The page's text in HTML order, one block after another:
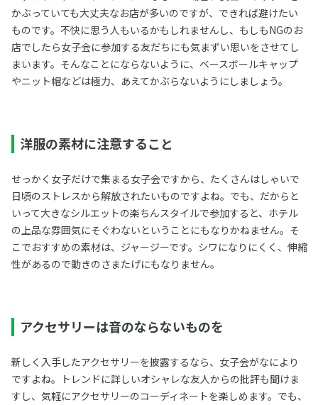
かぶっていても大丈夫なお店が多いのですが、できれば避けたい
ものです。不快に思う人もいるかもしれませんし、もしもNGのお
店でしたら女子会に参加する友だちにも気まずい思いをさせてし
まいます。そんなことにならないように、ベースボールキャップ
やニット帽などは極力、あえてかぶらないようにしましょう。
洋服の素材に注意すること
せっかく女子だけで集まる女子会ですから、たくさんはしゃいで
日頃のストレスから解放されたいものですよね。でも、だからと
いって大きなシルエットの楽ちんスタイルで参加すると、ホテル
の上品な雰囲気にそぐわないということにもなりかねません。そ
こでおすすめの素材は、ジャージーです。シワになりにくく、伸縮
性があるので動きのさまたげにもなりません。
アクセサリーは音のならないものを
新しく入手したアクセサリーを披露するなら、女子会がなにより
ですよね。トレンドに詳しいオシャレな友人からの批評も聞けま
すし、気軽にアクセサリーのコーディネートを楽しめます。でも、